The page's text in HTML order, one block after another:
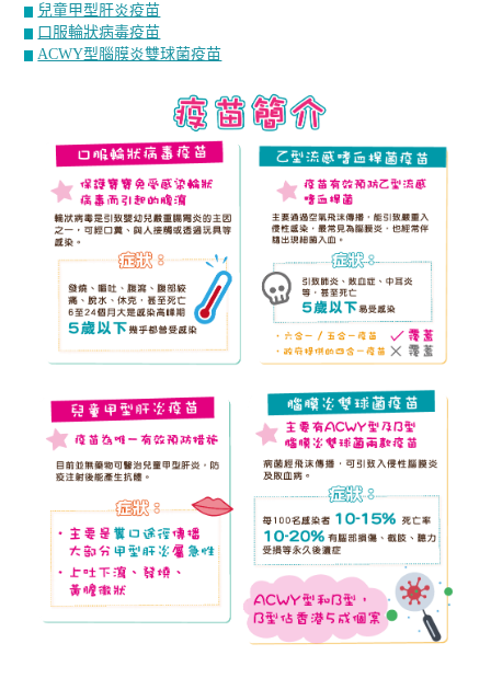
兒童甲型肝炎疫苗
口服輪狀病毒疫苗
ACWY型腦膜炎雙球菌疫苗